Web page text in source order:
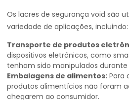
Os lacres de segurança void são
variedade de aplicações, incluindo:
Transporte de produtos
dispositivos eletrônicos, como
tenham sido manipulados
Embalagens de alimentos: Para
produtos alimentícios não foram
chegarem ao consumidor.